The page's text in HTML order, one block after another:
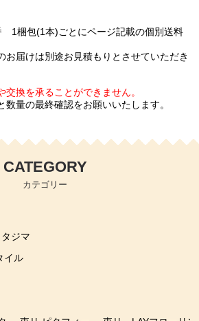
1梱包(1本)ごとにページ記載の個別送料
お届けは別途お見積もりとさせていただき
交換を承ることができません。
数量の最終確認をお願いいたします。
CATEGORY
カテゴリー
タジマ
イル